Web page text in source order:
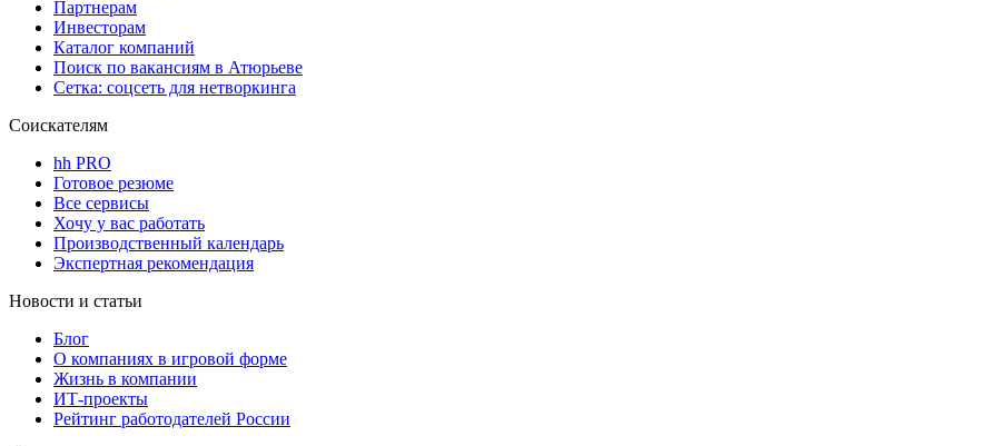
Партнерам
Инвесторам
Каталог компаний
Поиск по вакансиям в Атюрьеве
Сетка: соцсеть для нетворкинга
Соискателям
hh PRO
Готовое резюме
Все сервисы
Хочу у вас работать
Производственный календарь
Экспертная рекомендация
Новости и статьи
Блог
О компаниях в игровой форме
Жизнь в компании
ИТ-проекты
Рейтинг работодателей России